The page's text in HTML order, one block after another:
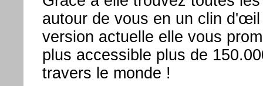
autour de vous en un clin
version actuelle elle vous
plus accessible plus de
travers le monde !